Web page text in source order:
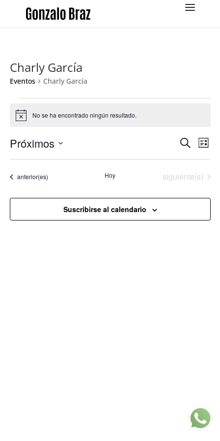
Charly García
Eventos Charly García
Eventos
Aviso No se ha encontrado ningún resultado.
de
y
Buscar
de
de
Lista
Próximos
fecha.
Eventos
anterior(es) Hoy Eventos
siguiente(s)
Suscribirse al calendario